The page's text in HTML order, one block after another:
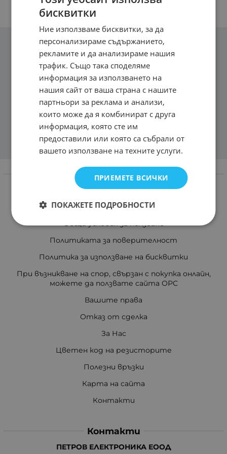
Информация
Доставка и плащане
Връщане и замяна
Общи условия за ползване
Политиката за поверителност
Политика за използване на бисквитки
При възникване на спор, свързан с покупка онлайн,
можете да ползвате сайта ОРС
Вашите права
Отказ от сделка
За Нас
Цветен код на резисторите
Полезни връзки
Карта на сайта
Контакти
Контакти
ПЕТРОВ ЕЛЕКТРОНИКА ЕООД
бисквитки
Ние използваме бисквитки, за да
персонализираме съдържанието,
рекламите и да анализираме нашия
трафик. Също така споделяме
информация за използването на
нашия сайт от ваша страна с нашите
партньори за реклама и анализи,
които може да я комбинират с друга
информация, която сте им
предоставили или която са събрали от
вашето използване на техните услуги.
ПРИЕМЕТЕ ВСИЧКИ
ПОКАЖЕТЕ ПОДРОБНОСТИ